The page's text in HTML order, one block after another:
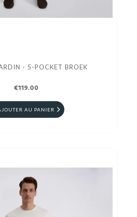
- 5-POCKET BROEK
€119.00
AU PANIER